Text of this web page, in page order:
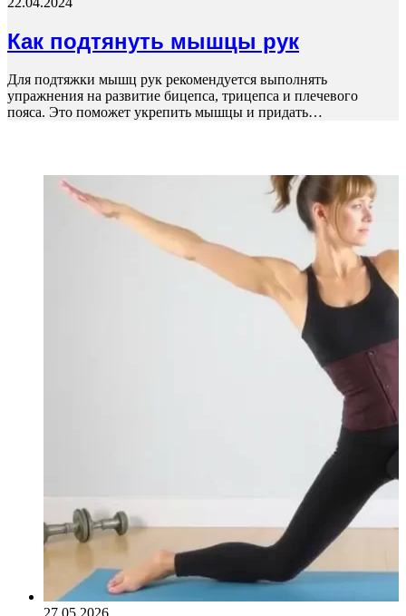
Как подтянуть мышцы рук
Для подтяжки мышц рук рекомендуется выполнять
упражнения на развитие бицепса, трицепса и плечевого
пояса. Это поможет укрепить мышцы и придать…
27.05.2026